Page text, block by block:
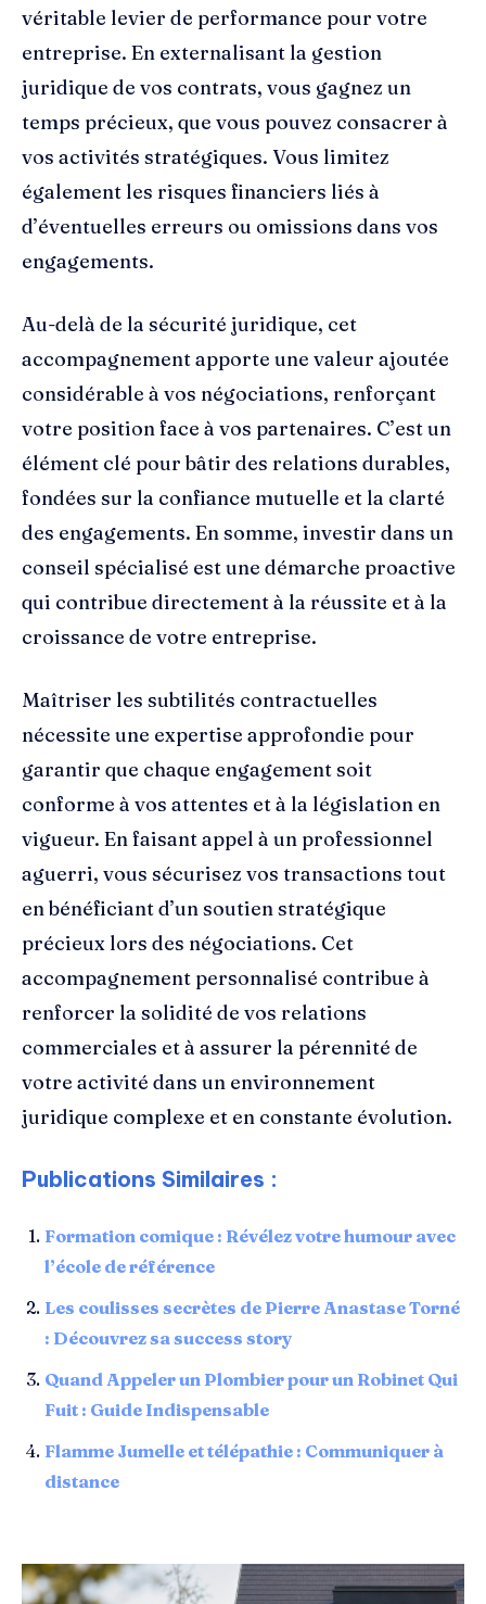
véritable levier de performance pour votre
entreprise. En externalisant la gestion
juridique de vos contrats, vous gagnez un
temps précieux, que vous pouvez consacrer à
vos activités stratégiques. Vous limitez
également les risques financiers liés à
d’éventuelles erreurs ou omissions dans vos
engagements.
Au-delà de la sécurité juridique, cet
accompagnement apporte une valeur ajoutée
considérable à vos négociations, renforçant
votre position face à vos partenaires. C’est un
élément clé pour bâtir des relations durables,
fondées sur la confiance mutuelle et la clarté
des engagements. En somme, investir dans un
conseil spécialisé est une démarche proactive
qui contribue directement à la réussite et à la
croissance de votre entreprise.
Maîtriser les subtilités contractuelles
nécessite une expertise approfondie pour
garantir que chaque engagement soit
conforme à vos attentes et à la législation en
vigueur. En faisant appel à un professionnel
aguerri, vous sécurisez vos transactions tout
en bénéficiant d’un soutien stratégique
précieux lors des négociations. Cet
accompagnement personnalisé contribue à
renforcer la solidité de vos relations
commerciales et à assurer la pérennité de
votre activité dans un environnement
juridique complexe et en constante évolution.
Publications Similaires :
Formation comique : Révélez votre humour avec
l’école de référence
Les coulisses secrètes de Pierre Anastase Torné
: Découvrez sa success story
Quand Appeler un Plombier pour un Robinet Qui
Fuit : Guide Indispensable
Flamme Jumelle et télépathie : Communiquer à
distance